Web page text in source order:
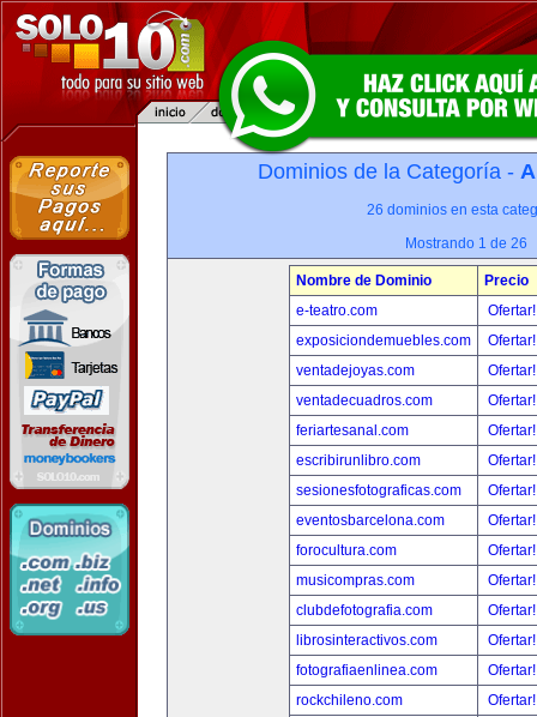
Dominios de la Categoría -
26 dominios en esta
Mostrando 1 de 26
Nombre de Dominio
Precio
e-teatro.com
exposiciondemuebles.com
ventadejoyas.com
ventadecuadros.com
feriartesanal.com
escribirunlibro.com
sesionesfotograficas.com
eventosbarcelona.com
forocultura.com
musicompras.com
clubdefotografia.com
librosinteractivos.com
fotografiaenlinea.com
rockchileno.com